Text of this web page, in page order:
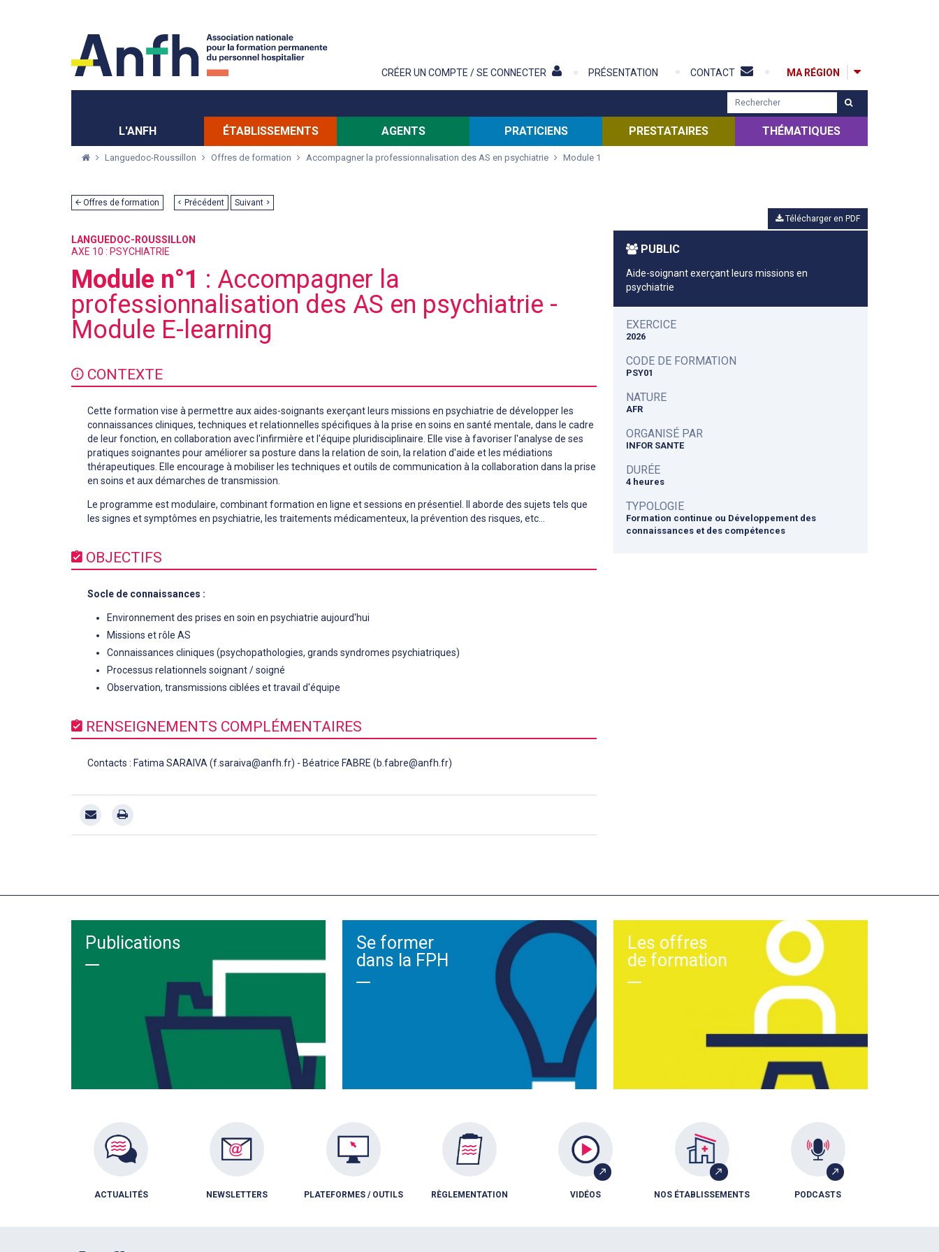
CRÉER UN COMPTE / SE CONNECTER PRÉSENTATION CONTACT MA RÉGION
e
c
h
h
e
L'ANFH ÉTABLISSEMENTS AGENTS PRATICIENS PRESTATAIRES THÉMATIQUES
Languedoc-Roussillon Offres de formation Accompagner la professionnalisation des AS en psychiatrie Module 1
Offres de formation Précédent Suivant
LANGUEDOC-ROUSSILLON
AXE 10 : PSYCHIATRIE
Module n°1 : Accompagner la
professionnalisation des AS en psychiatrie -
Module E-learning
CONTEXTE
Cette formation vise à permettre aux aides-soignants exerçant leurs missions en psychiatrie de développer les
connaissances cliniques, techniques et relationnelles spécifiques à la prise en soins en santé mentale, dans le cadre
de leur fonction, en collaboration avec l'infirmière et l'équipe pluridisciplinaire. Elle vise à favoriser l'analyse de ses
pratiques soignantes pour améliorer sa posture dans la relation de soin, la relation d'aide et les médiations
thérapeutiques. Elle encourage à mobiliser les techniques et outils de communication à la collaboration dans la prise
en soins et aux démarches de transmission.
Le programme est modulaire, combinant formation en ligne et sessions en présentiel. Il aborde des sujets tels que
les signes et symptômes en psychiatrie, les traitements médicamenteux, la prévention des risques, etc…
OBJECTIFS
Socle de connaissances :
Environnement des prises en soin en psychiatrie aujourd'hui
Missions et rôle AS
Connaissances cliniques (psychopathologies, grands syndromes psychiatriques)
Processus relationnels soignant / soigné
Observation, transmissions ciblées et travail d'équipe
RENSEIGNEMENTS COMPLÉMENTAIRES
Contacts : Fatima SARAIVA (f.saraiva@anfh.fr) - Béatrice FABRE (b.fabre@anfh.fr)
Télécharger en PDF
PUBLIC
Aide-soignant exerçant leurs missions en
psychiatrie
EXERCICE
2026
CODE DE FORMATION
PSY01
NATURE
AFR
ORGANISÉ PAR
INFOR SANTE
DURÉE
4 heures
TYPOLOGIE
Formation continue ou Développement des
connaissances et des compétences
Publications
Se former
dans la FPH
Les offres
de formation
ACTUALITÉS NEWSLETTERS PLATEFORMES / OUTILS RÈGLEMENTATION VIDÉOS NOS ÉTABLISSEMENTS PODCASTS